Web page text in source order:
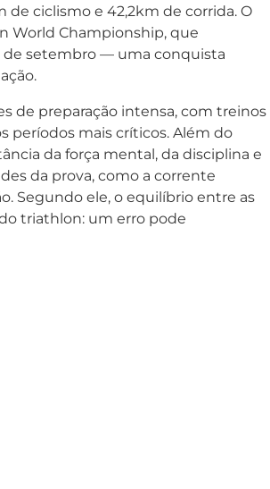
de ciclismo e 42,2km de corrida. O
World Championship, que
de setembro — uma conquista
de preparação intensa, com treinos
períodos mais críticos. Além do
da força mental, da disciplina e
da prova, como a corrente
Segundo ele, o equilíbrio entre as
triathlon: um erro pode